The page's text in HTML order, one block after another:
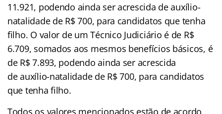
11.921, podendo ainda ser acrescida de auxílio-
natalidade de R$ 700, para candidatos que tenha
filho. O valor de um Técnico Judiciário é de R$
6.709, somados aos mesmos benefícios básicos, é
de R$ 7.893, podendo ainda ser acrescida
de auxílio-natalidade de R$ 700, para candidatos
que tenha filho.